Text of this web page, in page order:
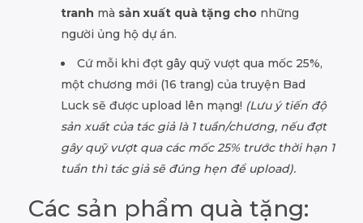
tranh mà sản xuất quà tặng cho những
người ủng hộ dự án.
Cứ mỗi khi đợt gây quỹ vượt qua mốc 25%,
một chương mới (16 trang) của truyện Bad
Luck sẽ được upload lên mạng! (Lưu ý tiến độ
sản xuất của tác giả là 1 tuần/chương, nếu đợt
gây quỹ vượt qua các mốc 25% trước thời hạn 1
tuần thì tác giả sẽ đúng hẹn để upload).
Các sản phẩm quà tặng: